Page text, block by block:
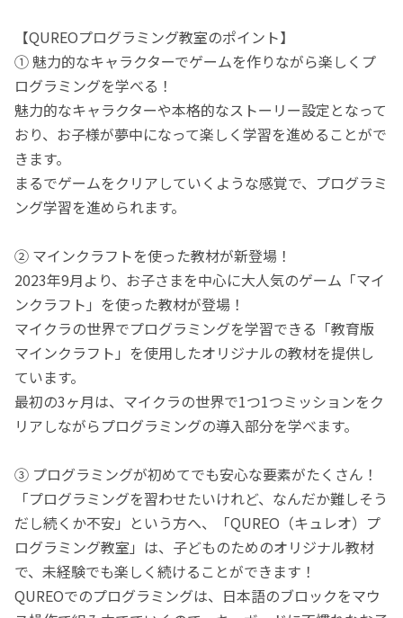
【QUREOプログラミング教室のポイント】
① 魅力的なキャラクターでゲームを作りながら楽しくプ
ログラミングを学べる！
魅力的なキャラクターや本格的なストーリー設定となって
おり、お子様が夢中になって楽しく学習を進めることがで
きます。
まるでゲームをクリアしていくような感覚で、プログラミ
ング学習を進められます。
② マインクラフトを使った教材が新登場！
2023年9月より、お子さまを中心に大人気のゲーム「マイ
ンクラフト」を使った教材が登場！
マイクラの世界でプログラミングを学習できる「教育版
マインクラフト」を使用したオリジナルの教材を提供し
ています。
最初の3ヶ月は、マイクラの世界で1つ1つミッションをク
リアしながらプログラミングの導入部分を学べます。
③ プログラミングが初めてでも安心な要素がたくさん！
「プログラミングを習わせたいけれど、なんだか難しそう
だし続くか不安」という方へ、「QUREO（キュレオ）プ
ログラミング教室」は、子どものためのオリジナル教材
で、未経験でも楽しく続けることができます！
QUREOでのプログラミングは、日本語のブロックをマウ